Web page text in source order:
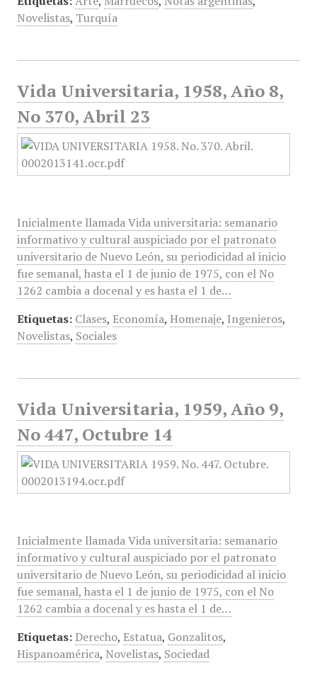
Novelistas, Turquía
Vida Universitaria, 1958, Año 8,
No 370, Abril 23
Inicialmente llamada Vida universitaria: semanario
informativo y cultural auspiciado por el patronato
universitario de Nuevo León, su periodicidad al inicio
fue semanal, hasta el 1 de junio de 1975, con el No
1262 cambia a docenal y es hasta el 1 de…
Etiquetas: Clases, Economía, Homenaje, Ingenieros,
Novelistas, Sociales
Vida Universitaria, 1959, Año 9,
No 447, Octubre 14
Inicialmente llamada Vida universitaria: semanario
informativo y cultural auspiciado por el patronato
universitario de Nuevo León, su periodicidad al inicio
fue semanal, hasta el 1 de junio de 1975, con el No
1262 cambia a docenal y es hasta el 1 de…
Etiquetas: Derecho, Estatua, Gonzalitos,
Hispanoamérica, Novelistas, Sociedad